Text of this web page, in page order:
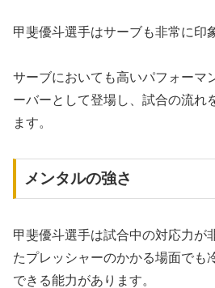
甲斐優斗選手はサーブも非常に印
サーブにおいても高いパフォーマ
ーバーとして登場し、試合の流れ
ます。
メンタルの強さ
甲斐優斗選手は試合中の対応力が
たプレッシャーのかかる場面でも
できる能力があります。